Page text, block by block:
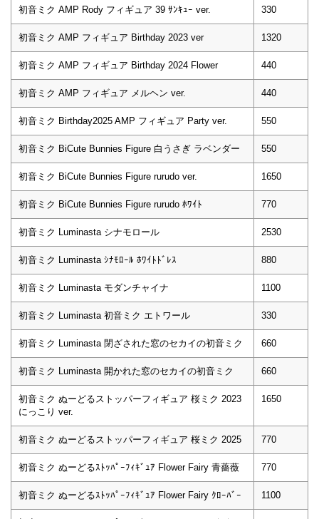
初音ミク AMP Rody フィギュア 39 ｻﾝｷｭｰ ver. 330
初音ミク AMP フィギュア Birthday 2023 ver 1320
初音ミク AMP フィギュア Birthday 2024 Flower 440
初音ミク AMP フィギュア メルヘン ver. 440
初音ミク Birthday2025 AMP フィギュア Party ver. 550
初音ミク BiCute Bunnies Figure 白うさぎ ラベンダー 550
初音ミク BiCute Bunnies Figure rurudo ver. 1650
初音ミク BiCute Bunnies Figure rurudo ﾎﾜｲﾄ 770
初音ミク Luminasta シナモロール 2530
初音ミク Luminasta ｼﾅﾓﾛｰﾙ ﾎﾜｲﾄﾄﾞﾚｽ 880
初音ミク Luminasta モダンチャイナ 1100
初音ミク Luminasta 初音ミク エトワール 330
初音ミク Luminasta 閉ざされた窓のセカイの初音ミク 660
初音ミク Luminasta 開かれた窓のセカイの初音ミク 660
初音ミク ぬーどるストッパーフィギュア 桜ミク 2023
にっこり ver.
1650
初音ミク ぬーどるストッパーフィギュア 桜ミク 2025 770
初音ミク ぬーどるｽﾄｯﾊﾟｰﾌｨｷﾞｭｱ Flower Fairy 青薔薇 770
初音ミク ぬーどるｽﾄｯﾊﾟｰﾌｨｷﾞｭｱ Flower Fairy ｸﾛｰﾊﾞｰ 1100